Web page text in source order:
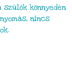
könnyedén
nincs